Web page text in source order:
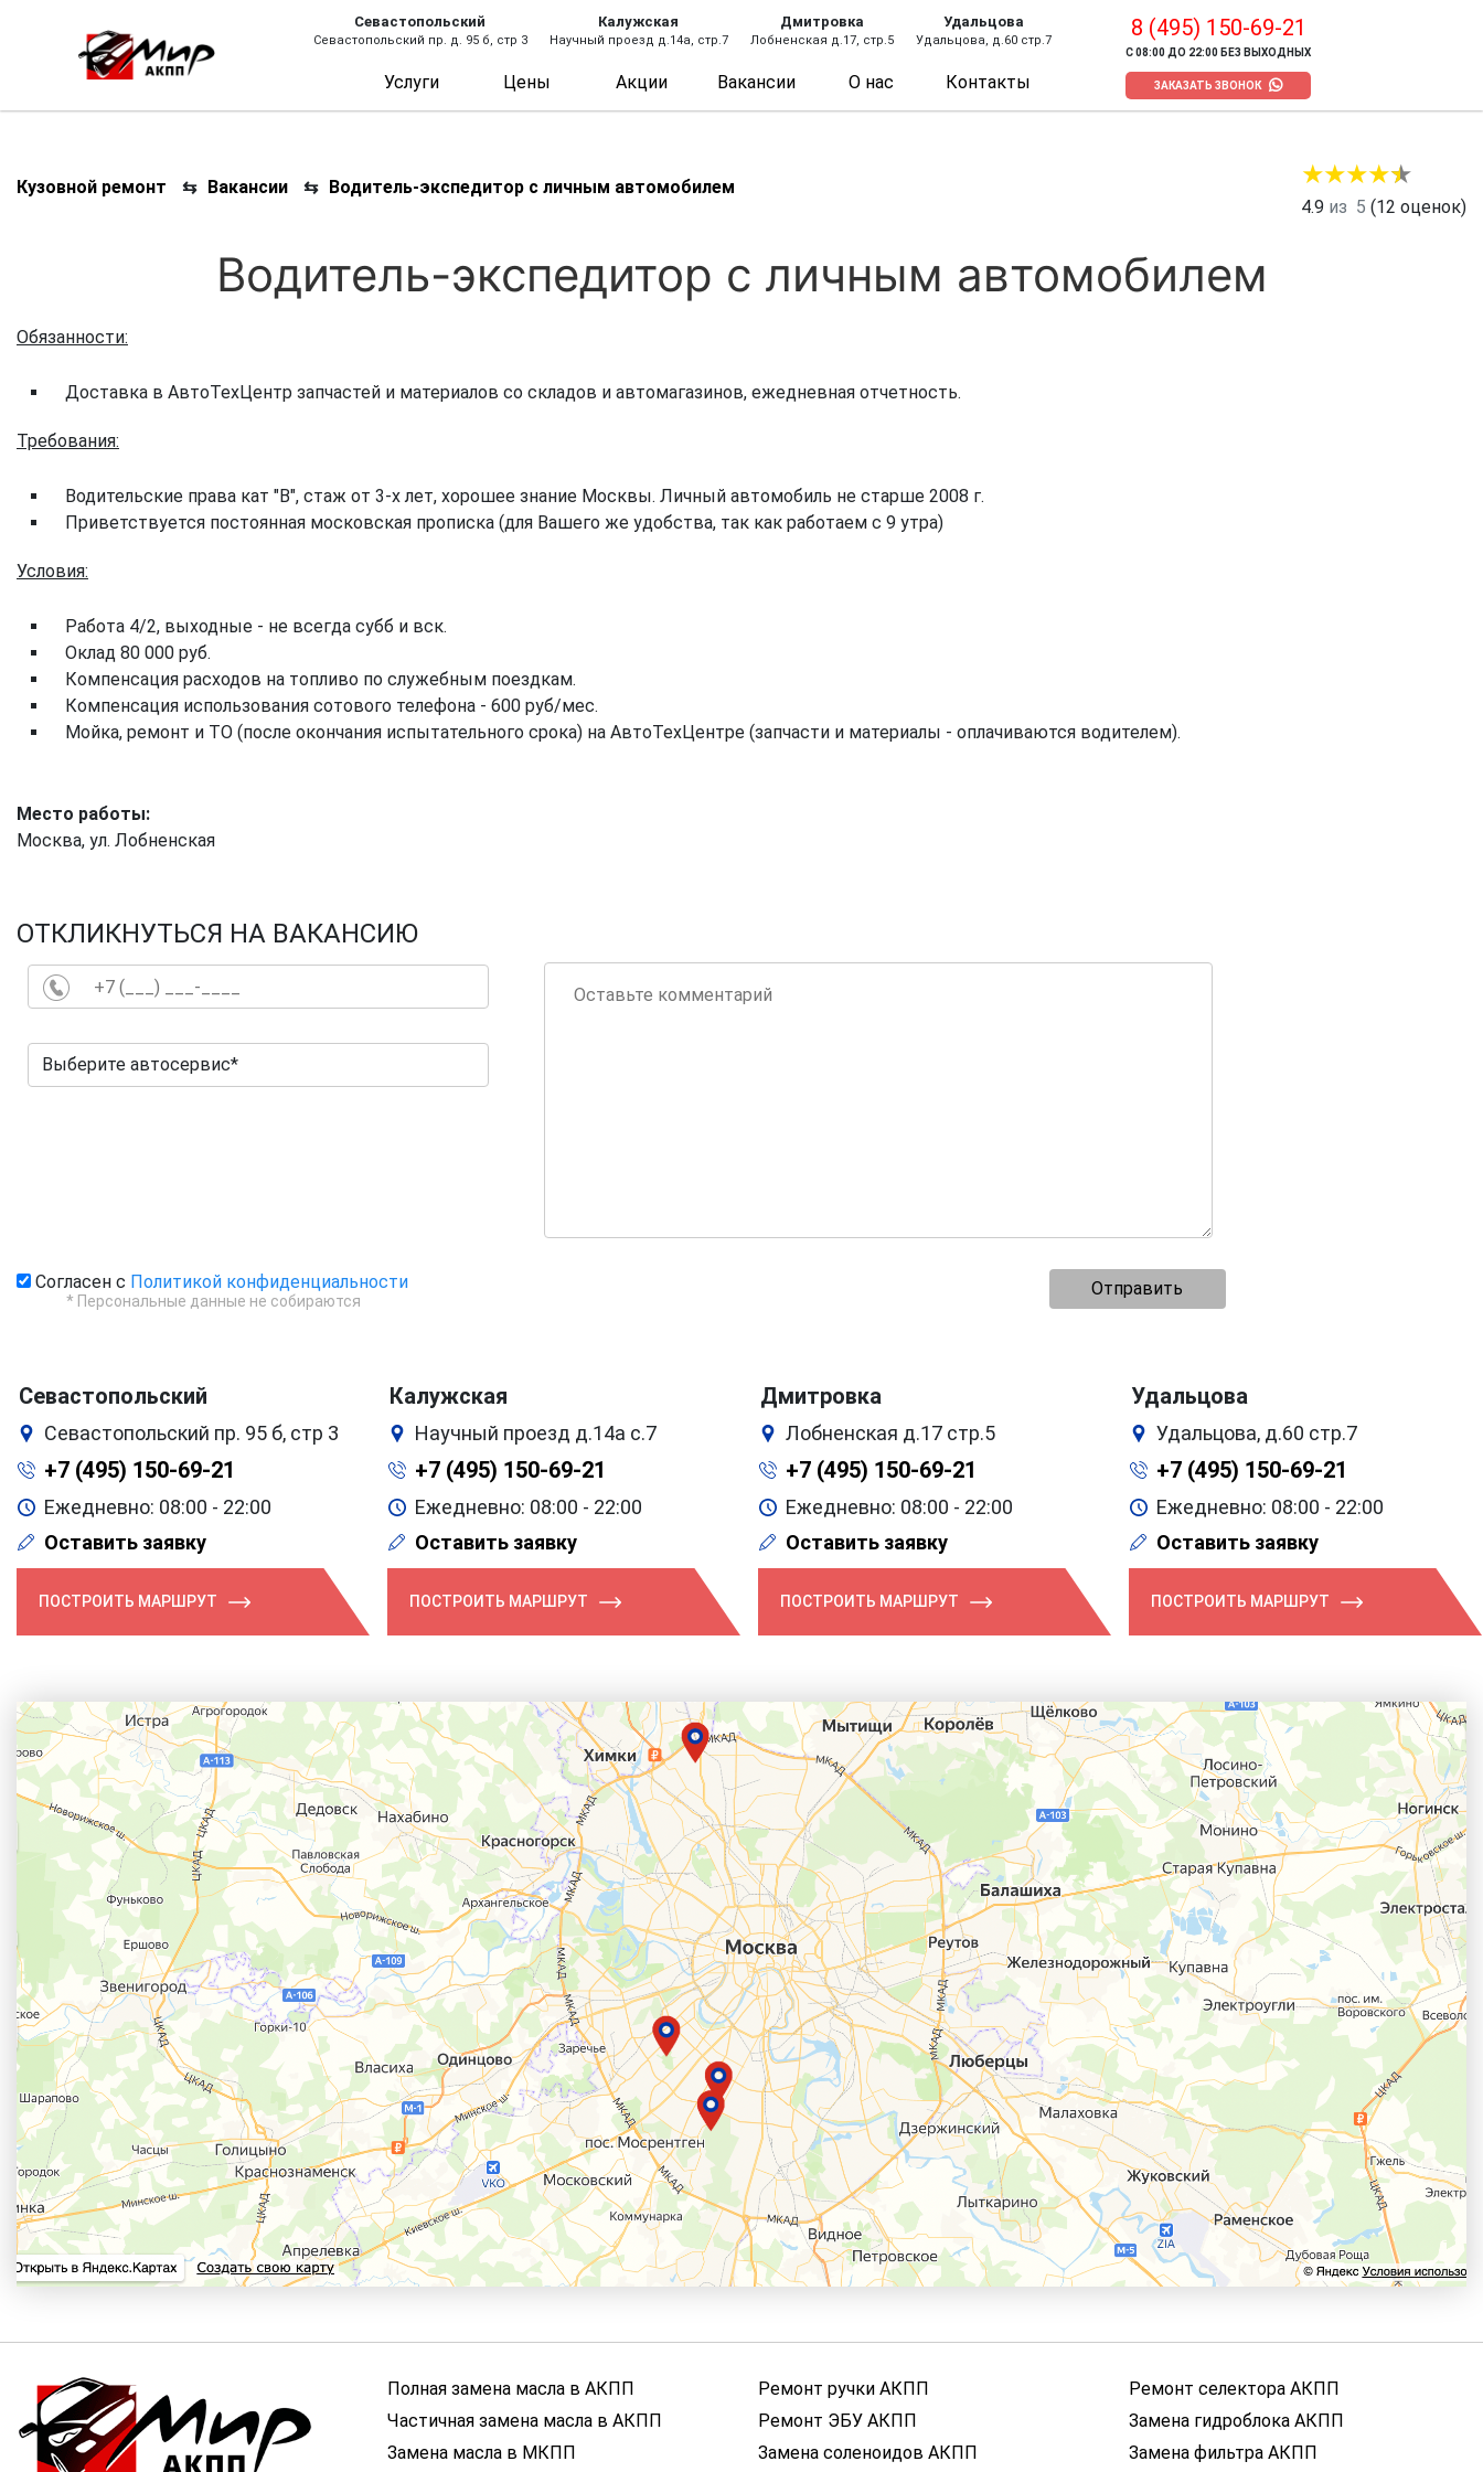
Севастопольский
Севастопольский пр. д. 95 б, стр 3
Калужская
Научный проезд д.14а, стр.7
Дмитровка
Лобненская д.17, стр.5
Удальцова
Удальцова, д.60 стр.7
Услуги Цены Акции Вакансии О нас Контакты
8 (495) 150-69-21
С 08:00 ДО 22:00 БЕЗ ВЫХОДНЫХ
ЗАКАЗАТЬ ЗВОНОК
Кузовной ремонт ⇆ Вакансии ⇆ Водитель-экспедитор с личным автомобилем
4.9 из 5 (12 оценок)
Водитель-экспедитор с личным автомобилем
Обязанности:
Доставка в АвтоТехЦентр запчастей и материалов со складов и автомагазинов, ежедневная отчетность.
Требования:
Водительские права кат "В", стаж от 3-х лет, хорошее знание Москвы. Личный автомобиль не старше 2008 г.
Приветствуется постоянная московская прописка (для Вашего же удобства, так как работаем с 9 утра)
Условия:
Работа 4/2, выходные - не всегда субб и вск.
Оклад 80 000 руб.
Компенсация расходов на топливо по служебным поездкам.
Компенсация использования сотового телефона - 600 руб/мес.
Мойка, ремонт и ТО (после окончания испытательного срока) на АвтоТехЦентре (запчасти и материалы - оплачиваются водителем).
Место работы:
Москва, ул. Лобненская
ОТКЛИКНУТЬСЯ НА ВАКАНСИЮ
Согласен с Политикой конфиденциальности
* Персональные данные не собираются
Севастопольский
Севастопольский пр. 95 б, стр 3
+7 (495) 150-69-21
Ежедневно: 08:00 - 22:00
Оставить заявку
ПОСТРОИТЬ МАРШРУТ
Калужская
Научный проезд д.14а с.7
+7 (495) 150-69-21
Ежедневно: 08:00 - 22:00
Оставить заявку
ПОСТРОИТЬ МАРШРУТ
Дмитровка
Лобненская д.17 стр.5
+7 (495) 150-69-21
Ежедневно: 08:00 - 22:00
Оставить заявку
ПОСТРОИТЬ МАРШРУТ
Удальцова
Удальцова, д.60 стр.7
+7 (495) 150-69-21
Ежедневно: 08:00 - 22:00
Оставить заявку
ПОСТРОИТЬ МАРШРУТ
Полная замена масла в АКПП
Частичная замена масла в АКПП
Замена масла в МКПП
Ремонт ручки АКПП
Ремонт ЭБУ АКПП
Замена соленоидов АКПП
Ремонт селектора АКПП
Замена гидроблока АКПП
Замена фильтра АКПП